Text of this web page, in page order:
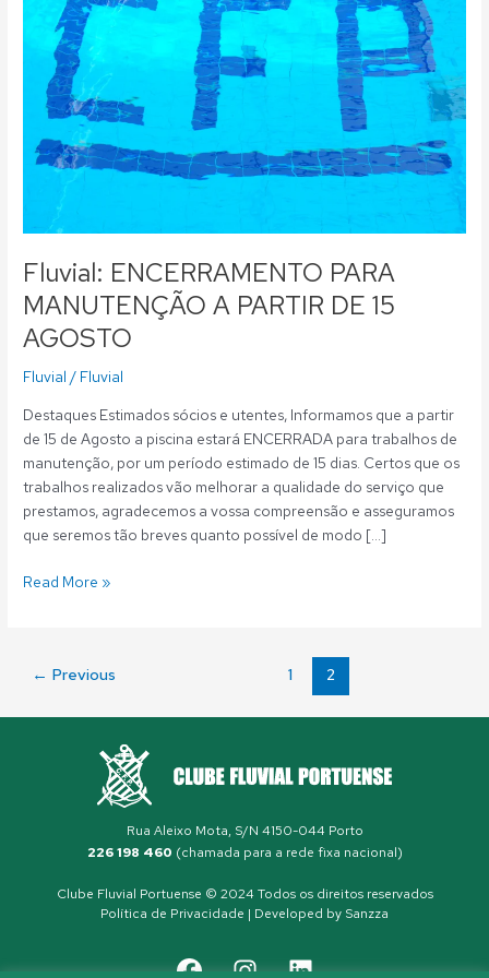
Fluvial: ENCERRAMENTO PARA
MANUTENÇÃO A PARTIR DE 15
AGOSTO
Fluvial / Fluvial
Destaques Estimados sócios e utentes, Informamos que a partir
de 15 de Agosto a piscina estará ENCERRADA para trabalhos de
manutenção, por um período estimado de 15 dias. Certos que os
trabalhos realizados vão melhorar a qualidade do serviço que
prestamos, agradecemos a vossa compreensão e asseguramos
que seremos tão breves quanto possível de modo […]
PARTIR
AGOSTO
Read More »
← Previous 1 2
Rua Aleixo Mota, S/N 4150-044 Porto
226 198 460 (chamada para a rede fixa nacional)
Clube Fluvial Portuense © 2024 Todos os direitos reservados
Política de Privacidade | Developed by Sanzza